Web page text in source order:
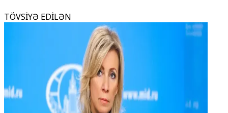
TÖVSİYƏ EDİLƏN